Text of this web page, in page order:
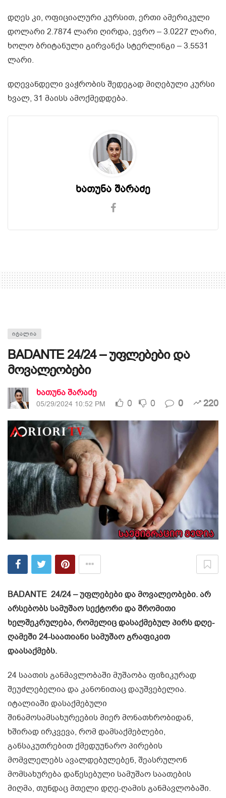
დღეს კი, ოფიციალური კურსით, ერთი ამერიკული
დოლარი 2.7874 ლარი ღირდა, ევრო – 3.0227 ლარი,
ხოლო ბრიტანული გირვანქა სტერლინგი – 3.5531
ლარი.
დღევანდელი ვაჭრობის შედეგად მიღებული კურსი
ხვალ, 31 მაისს ამოქმედდება.
ხათუნა შარაძე
ᲘᲢᲐᲚᲘᲐ
BADANTE 24/24 – უფლებები და
მოვალეობები
ხათუნა შარაძე
05/29/2024 10:52 PM 0 0 0 220
BADANTE 24/24 – უფლებები და მოვალეობები.არ
არსებობს სამუშაო სექტორი და შრომითი
ხელშეკრულება, რომელიც დასაქმებულ პირს დღე-
ღამეში 24-საათიანი სამუშაო გრაფიკით
დაასაქმებს.
24 საათის განმავლობაში მუშაობა ფიზიკურად
შეუძლებელია და კანონითაც დაუშვებელია.
იტალიაში დასაქმებული
შინამოსამსახურეების მიერ მონათხრობიდან,
ხშირად ირკვევა, რომ დამსაქმებლები,
განსაკუთრებით ქმედუუნარო პირების
მომვლელებს ავალდებულებენ, შეასრულონ
მომსახურება დაწესებული სამუშაო საათების
მიღმა, თუნდაც მთელი დღე-ღამის განმავლობაში.